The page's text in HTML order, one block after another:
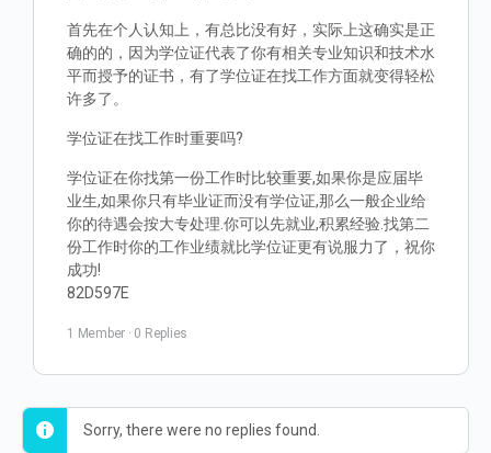
首先在个人认知上，有总比没有好，实际上这确实是正
确的的，因为学位证代表了你有相关专业知识和技术水
平而授予的证书，有了学位证在找工作方面就变得轻松
许多了。
学位证在找工作时重要吗?
学位证在你找第一份工作时比较重要,如果你是应届毕
业生,如果你只有毕业证而没有学位证,那么一般企业给
你的待遇会按大专处理.你可以先就业,积累经验.找第二
份工作时你的工作业绩就比学位证更有说服力了，祝你
成功!
82D597E
1 Member · 0 Replies
Sorry, there were no replies found.